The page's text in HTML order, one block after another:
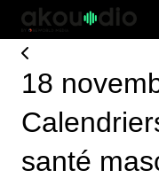
18
santé